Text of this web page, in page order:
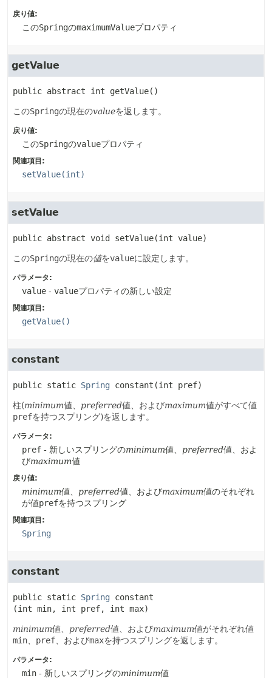
戻り値:
このSpringのmaximumValueプロパティ
getValue
public abstract int getValue()
このSpringの現在のvalueを返します。
戻り値:
このSpringのvalueプロパティ
関連項目:
setValue(int)
setValue
public abstract void setValue(int value)
このSpringの現在の値をvalueに設定します。
パラメータ:
value - valueプロパティの新しい設定
関連項目:
getValue()
constant
public static Spring constant (int pref)
柱(minimum値、 preferred値、およびmaximum値がすべて値
prefを持つスプリング)を返します。
パラメータ:
pref - 新しいスプリングのminimum値、 preferred値、およ
びmaximum値
戻り値:
minimum値、 preferred値、およびmaximum値のそれぞれ
が値prefを持つスプリング
関連項目:
Spring
constant
public static Spring
constant
(int min, int pref, int max)
minimum値、 preferred値、およびmaximum値がそれぞれ値
min
pref 、およびmaxを持つスプリングを返します。
パラメータ:
min - 新しいスプリングのminimum値